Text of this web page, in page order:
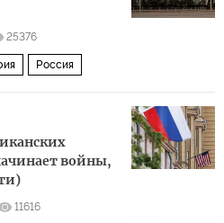
25376
Россия
войны,
11616